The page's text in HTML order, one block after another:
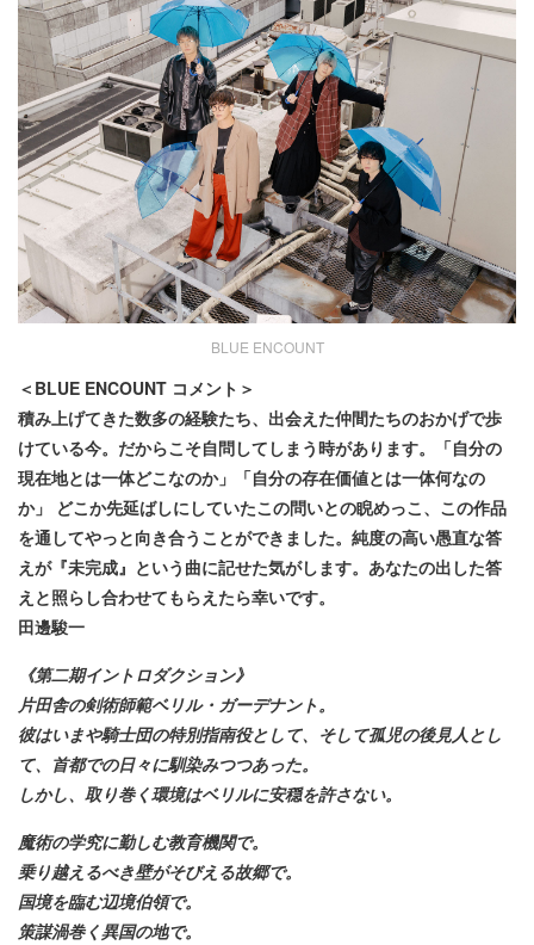
BLUE ENCOUNT
＜BLUE ENCOUNT コメント＞
積み上げてきた数多の経験たち、出会えた仲間たちのおかげで歩
けている今。だからこそ自問してしまう時があります。「自分の
現在地とは一体どこなのか」「自分の存在価値とは一体何なの
か」 どこか先延ばしにしていたこの問いとの睨めっこ、この作品
を通してやっと向き合うことができました。純度の高い愚直な答
えが『未完成』という曲に記せた気がします。あなたの出した答
えと照らし合わせてもらえたら幸いです。
田邊駿一
《第二期イントロダクション》
片田舎の剣術師範ベリル・ガーデナント。
彼はいまや騎士団の特別指南役として、そして孤児の後見人とし
て、首都での日々に馴染みつつあった。
しかし、取り巻く環境はベリルに安穏を許さない。
魔術の学究に勤しむ教育機関で。
乗り越えるべき壁がそびえる故郷で。
国境を臨む辺境伯領で。
策謀渦巻く異国の地で。